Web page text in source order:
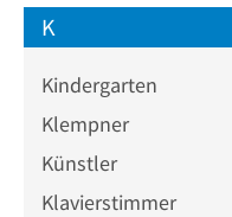
K
Kindergarten
Klempner
Künstler
Klavierstimmer